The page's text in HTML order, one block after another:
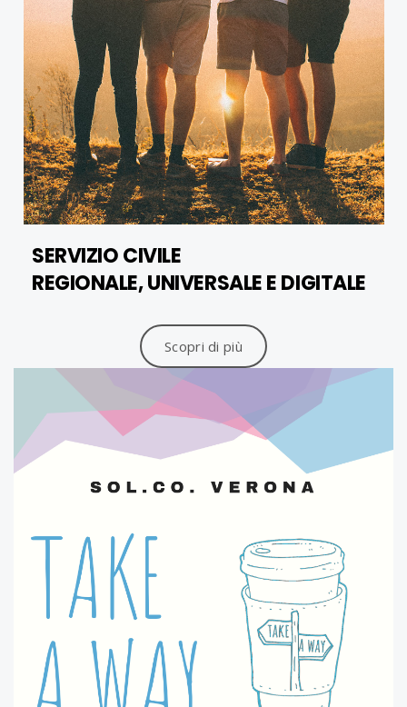
SERVIZIO CIVILE
REGIONALE, UNIVERSALE E DIGITALE
Scopri di più